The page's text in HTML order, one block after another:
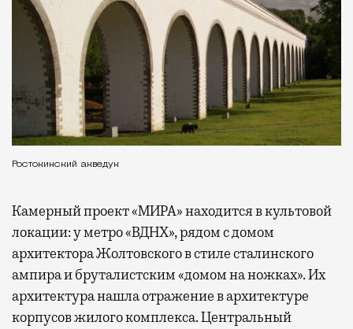
Ростокинский акведук
Камерный проект «МИРА» находится в культовой
локации: у метро «ВДНХ», рядом с домом
архитектора Жолтовского в стиле сталинского
ампира и бруталистским «домом на ножках». Их
архитектура нашла отражение в архитектуре
корпусов жилого комплекса. Центральный